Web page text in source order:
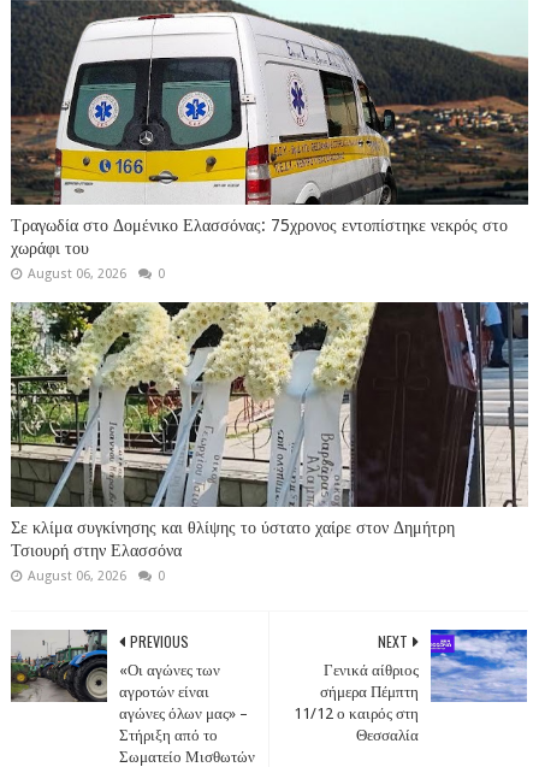
Τραγωδία στο Δομένικο Ελασσόνας: 75χρονος εντοπίστηκε νεκρός στο
χωράφι του
August 06, 2026 0
Σε κλίμα συγκίνησης και θλίψης το ύστατο χαίρε στον Δημήτρη
Τσιουρή στην Ελασσόνα
August 06, 2026 0
NEXT
Γενικά αίθριος
σήμερα Πέμπτη
11/12 ο καιρός στη
Θεσσαλία
PREVIOUS
«Οι αγώνες των
αγροτών είναι
αγώνες όλων μας» –
Στήριξη από το
Σωματείο Μισθωτών